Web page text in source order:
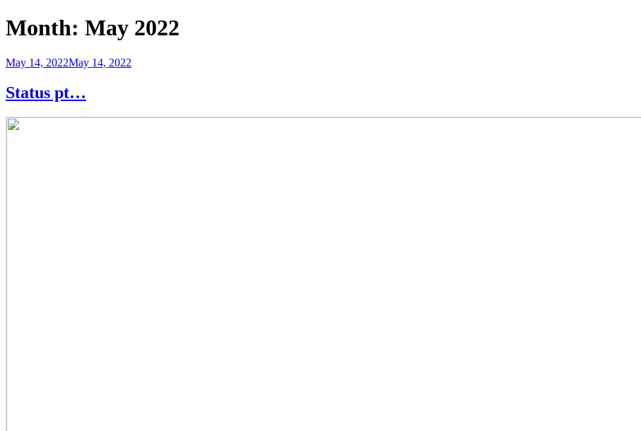
Month: May 2022
Posted
May 14, 2022May 14, 2022
Status pt…